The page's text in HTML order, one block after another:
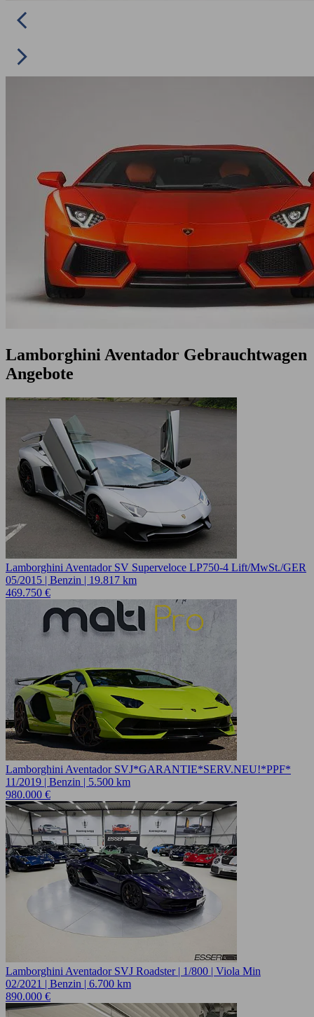
Lamborghini Aventador Gebrauchtwagen
Angebote
Lamborghini Aventador SV Superveloce LP750-4 Lift/MwSt./GER
05/2015 | Benzin | 19.817 km
469.750 €
Lamborghini Aventador SVJ*GARANTIE*SERV.NEU!*PPF*
11/2019 | Benzin | 5.500 km
980.000 €
Lamborghini Aventador SVJ Roadster | 1/800 | Viola Min
02/2021 | Benzin | 6.700 km
890.000 €